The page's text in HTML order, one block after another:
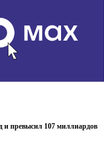
и превысил 107 миллиардов